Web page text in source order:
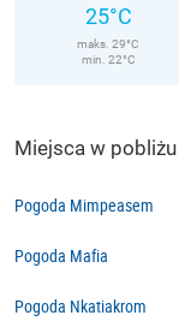
25°C
maks. 29°C
min. 22°C
Miejsca w
Pogoda Mimpeasem
Pogoda Mafia
Pogoda Nkatiakrom